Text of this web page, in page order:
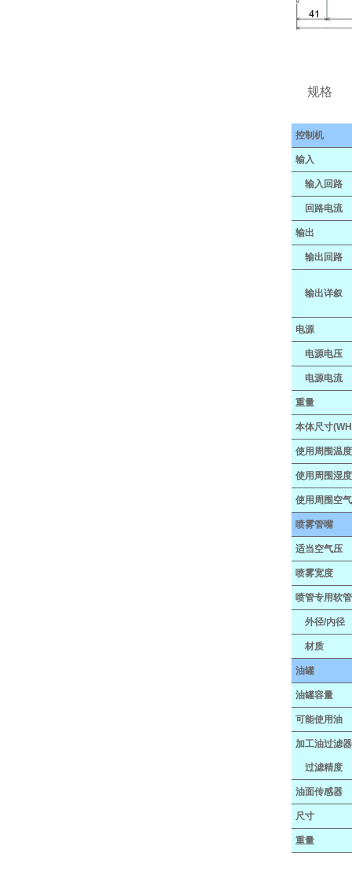
规格
控制机
输入
输入回路
回路电流
输出
输出回路
输出详叙
电源
电源电压
电源电流
重量
本体尺寸
使用周围温度
使用周围湿度
使用周围空气
喷雾管嘴
适当空气压
喷雾宽度
喷管专用软管
外径/内径
材质
油罐
油罐容量
可能使用油
加工油过滤器
过滤精度
油面传感器
尺寸
重量